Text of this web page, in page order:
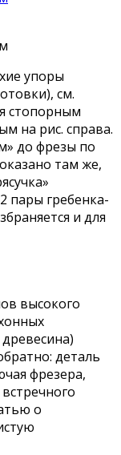
упоры
см.
стопорным
на рис. справа.
до фрезы по
там же,
пары гребенка-
и для
высокого
деталь
фрезера,
о